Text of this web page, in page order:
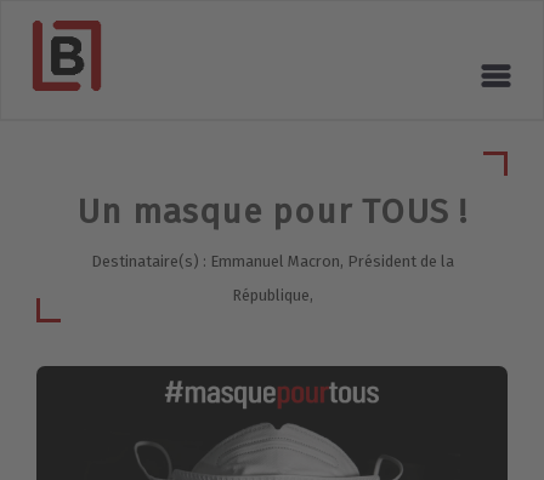
Un masque pour TOUS !
Destinataire(s) : Emmanuel Macron, Président de la
République,